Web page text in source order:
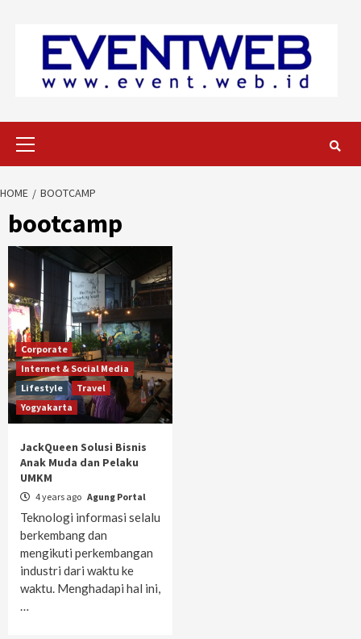
HOME BOOTCAMP
bootcamp
Corporate
Internet & Social Media
Lifestyle
Travel
Yogyakarta
JackQueen Solusi Bisnis
Anak Muda dan Pelaku
UMKM
4 years ago Agung Portal
Teknologi informasi selalu
berkembang dan
mengikuti perkembangan
industri dari waktu ke
waktu. Menghadapi hal ini,
…